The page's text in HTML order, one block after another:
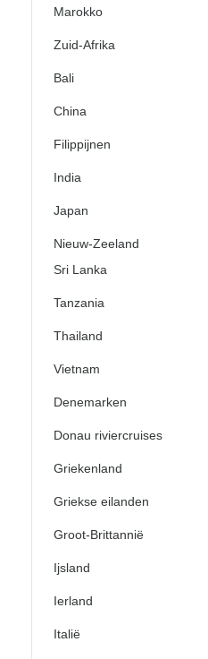
Marokko
Zuid-Afrika
Bali
China
Filippijnen
India
Japan
Nieuw-Zeeland
Sri Lanka
Tanzania
Thailand
Vietnam
Denemarken
Donau riviercruises
Griekenland
Griekse eilanden
Groot-Brittannië
Ijsland
Ierland
Italië